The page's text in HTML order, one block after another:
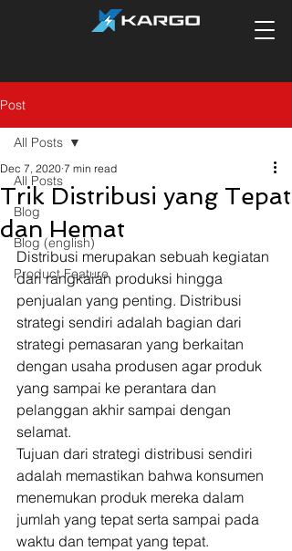
Post
All Posts
Blog
Blog (english)
Product Feature
All Posts
Trik Distribusi yang Tepat
dan Hemat
Dec 7, 2020 7 min read
Distribusi merupakan sebuah kegiatan
dari rangkaian produksi hingga
penjualan yang penting. Distribusi
strategi sendiri adalah bagian dari
strategi pemasaran yang berkaitan
dengan usaha produsen agar produk
yang sampai ke perantara dan
pelanggan akhir sampai dengan
selamat.
Tujuan dari strategi distribusi sendiri
adalah memastikan bahwa konsumen
menemukan produk mereka dalam
jumlah yang tepat serta sampai pada
waktu dan tempat yang tepat.